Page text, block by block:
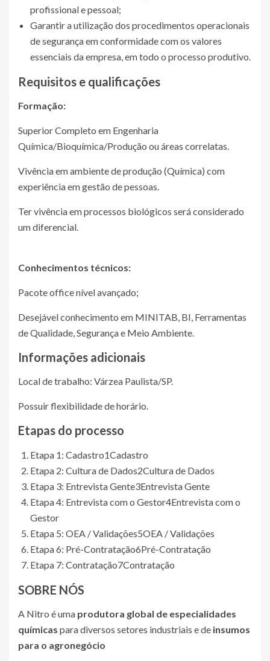
profissional e pessoal;
Garantir a utilização dos procedimentos operacionais
de segurança em conformidade com os valores
essenciais da empresa, em todo o processo produtivo.
Requisitos e qualificações
Formação:
Superior Completo em Engenharia
Química/Bioquímica/Produção ou áreas correlatas.
Vivência em ambiente de produção (Química) com
experiência em gestão de pessoas.
Ter vivência em processos biológicos será considerado
um diferencial.
Conhecimentos técnicos:
Pacote office nível avançado;
Desejável conhecimento em MINITAB, BI, Ferramentas
de Qualidade, Segurança e Meio Ambiente.
Informações adicionais
Local de trabalho: Várzea Paulista/SP.
Possuir flexibilidade de horário.
Etapas do processo
Etapa 1: Cadastro1Cadastro
Etapa 2: Cultura de Dados2Cultura de Dados
Etapa 3: Entrevista Gente3Entrevista Gente
Etapa 4: Entrevista com o Gestor4Entrevista com o
Gestor
Etapa 5: OEA / Validações5OEA / Validações
Etapa 6: Pré-Contratação6Pré-Contratação
Etapa 7: Contratação7Contratação
SOBRE NÓS
A Nitro é uma produtora global de especialidades
químicas para diversos setores industriais e de insumos
para o agronegócio